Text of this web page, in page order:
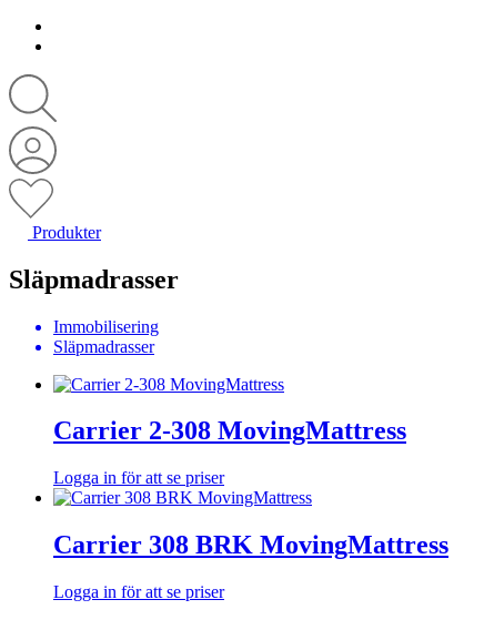
Produkter
Släpmadrasser
Immobilisering
Släpmadrasser
Carrier 2-308 MovingMattress
Logga in för att se priser
Carrier 308 BRK MovingMattress
Logga in för att se priser